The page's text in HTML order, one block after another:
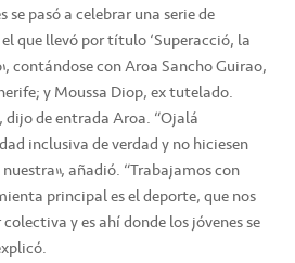
se pasó a celebrar una serie de
que llevó por título ‘Superacció, la
contándose con Aroa Sancho Guirao,
y Moussa Diop, ex tutelado.
dijo de entrada Aroa. “Ojalá
inclusiva de verdad y no hiciesen
añadió. “Trabajamos con
principal es el deporte, que nos
y es ahí donde los jóvenes se